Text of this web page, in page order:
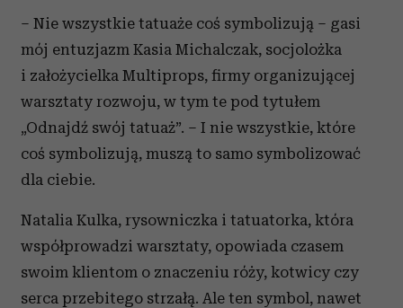
– Nie wszystkie tatuaże coś symbolizują – gasi
mój entuzjazm Kasia Michalczak, socjolożka
i założycielka Multiprops, firmy organizującej
warsztaty rozwoju, w tym te pod tytułem
„Odnajdź swój tatuaż”. – I nie wszystkie, które
coś symbolizują, muszą to samo symbolizować
dla ciebie.
Natalia Kulka, rysowniczka i tatuatorka, która
współprowadzi warsztaty, opowiada czasem
swoim klientom o znaczeniu róży, kotwicy czy
serca przebitego strzałą. Ale ten symbol, nawet